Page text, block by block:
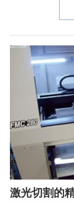
激光切割的